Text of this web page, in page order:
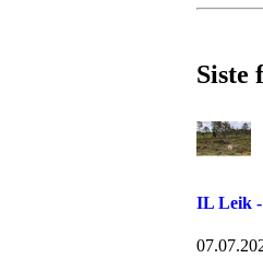
Siste
IL Leik -